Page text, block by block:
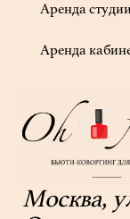
Аренда
Аренда
Москва,